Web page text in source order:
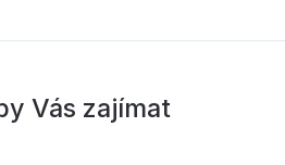
Vás zajímat